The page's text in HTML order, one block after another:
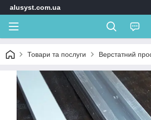
alusyst.com.ua
Товари та послуги Верстатний